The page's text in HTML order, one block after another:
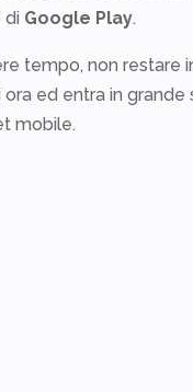
di Google Play.
tempo, non restare
ed entra in grande
mobile.